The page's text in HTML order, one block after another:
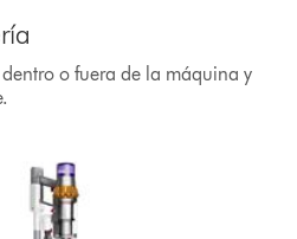
o fuera de la máquina y